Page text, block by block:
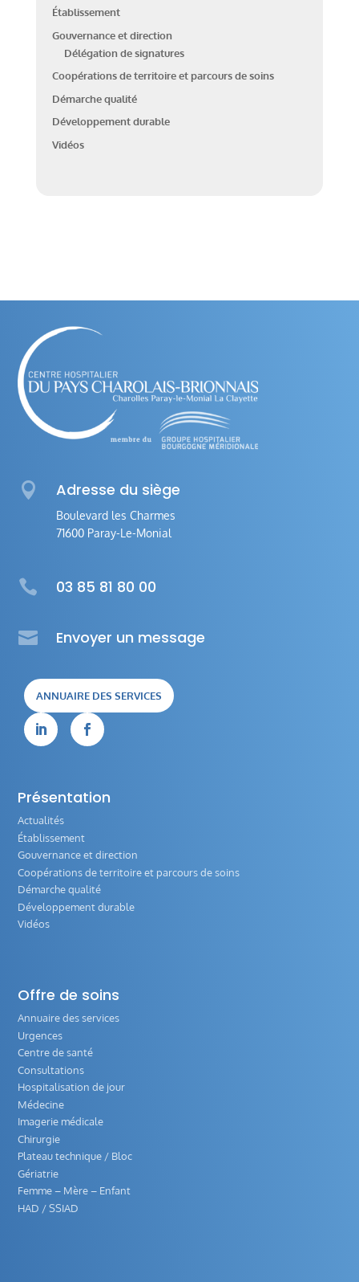
Établissement
Gouvernance et direction
Délégation de signatures
Coopérations de territoire et parcours de soins
Démarche qualité
Développement durable
Vidéos
 Adresse du siège
Boulevard les Charmes
71600 Paray-Le-Monial
 03 85 81 80 00
 Envoyer un message
ANNUAIRE DES SERVICES
 
Présentation
Actualités
Établissement
Gouvernance et direction
Coopérations de territoire et parcours de soins
Démarche qualité
Développement durable
Vidéos
Offre de soins
Annuaire des services
Urgences
Centre de santé
Consultations
Hospitalisation de jour
Médecine
Imagerie médicale
Chirurgie
Plateau technique / Bloc
Gériatrie
Femme – Mère – Enfant
HAD / SSIAD